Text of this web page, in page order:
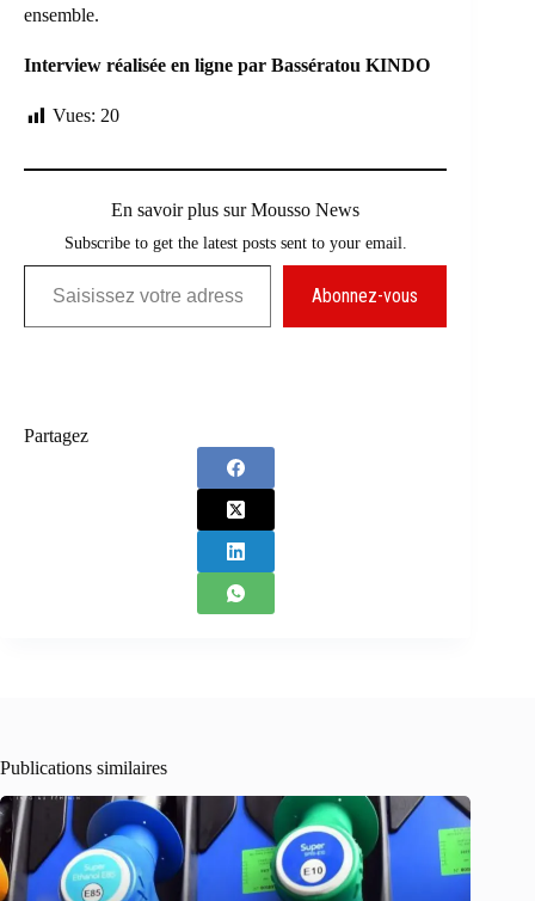
ensemble.
Interview réalisée en ligne par Bassératou KINDO
Vues: 20
En savoir plus sur Mousso News
Subscribe to get the latest posts sent to your email.
Saisissez votre adresse e-mail…
Abonnez-vous
Partagez
Publications similaires